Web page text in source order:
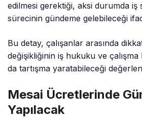
edilmesi gerektiği, aksi durumda iş
sürecinin gündeme gelebileceği
Bu detay, çalışanlar arasında
değişikliğinin iş hukuku ve çalışma
da tartışma yaratabileceği
Mesai Ücretlerinde
Yapılacak